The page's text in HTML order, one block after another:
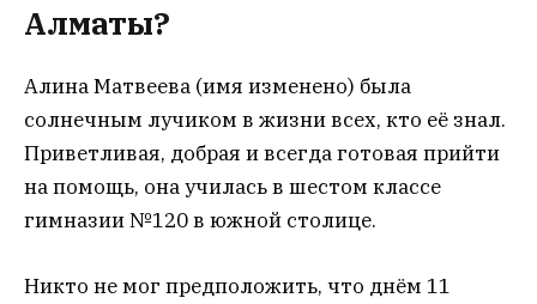
Алматы?
Алина Матвеева (имя изменено) была
солнечным лучиком в жизни всех, кто её знал.
Приветливая, добрая и всегда готовая прийти
на помощь, она училась в шестом классе
гимназии №120 в южной столице.
Никто не мог предположить, что днём 11